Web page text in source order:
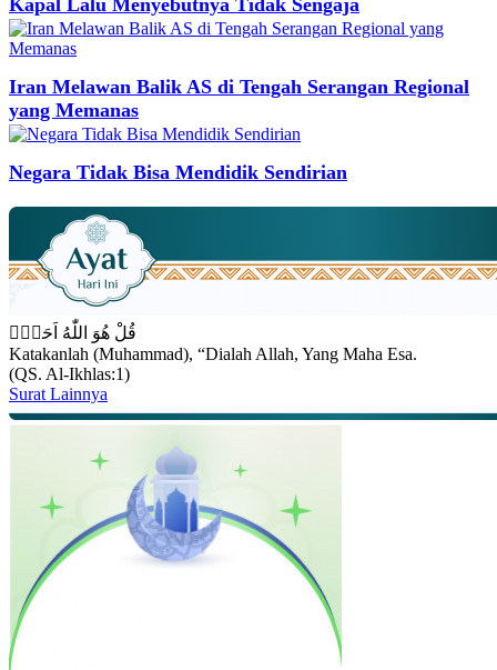
Kapal Lalu Menyebutnya Tidak Sengaja
Iran Melawan Balik AS di Tengah Serangan Regional
yang Memanas
Negara Tidak Bisa Mendidik Sendirian
قُلْ هُوَ اللّٰهُ اَحَدٌۚ
Katakanlah (Muhammad), “Dialah Allah, Yang Maha Esa.
(QS. Al-Ikhlas:1)
Surat Lainnya